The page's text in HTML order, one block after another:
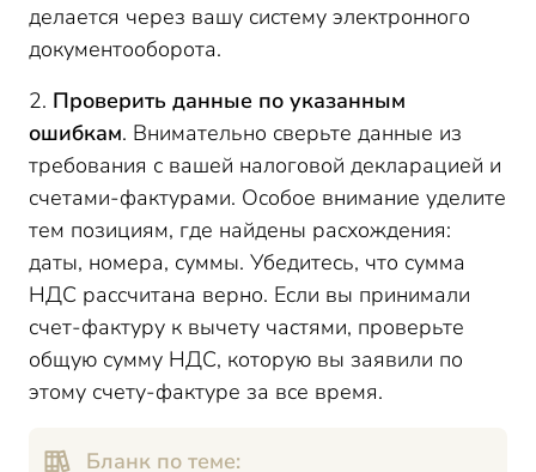
делается через вашу систему электронного
документооборота.
2. Проверить данные по указанным
ошибкам. Внимательно сверьте данные из
требования с вашей налоговой декларацией и
счетами-фактурами. Особое внимание уделите
тем позициям, где найдены расхождения:
даты, номера, суммы. Убедитесь, что сумма
НДС рассчитана верно. Если вы принимали
счет-фактуру к вычету частями, проверьте
общую сумму НДС, которую вы заявили по
этому счету-фактуре за все время.
Бланк по теме: